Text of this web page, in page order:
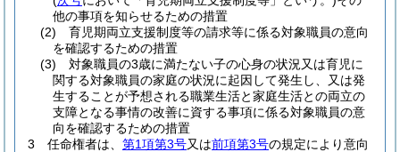
他の事項を知らせるための措置
(2)
育児期両立支援制度等の請求等に係る対象職員の意向
を確認するための措置
(3)
対象職員の3歳に満たない子の心身の状況又は育児に
関する対象職員の家庭の状況に起因して発生し、又は発
生することが予想される職業生活と家庭生活との両立の
支障となる事情の改善に資する事項に係る対象職員の意
向を確認するための措置
3
任命権者は、 第1項第3号又は前項第3号の規定により意向